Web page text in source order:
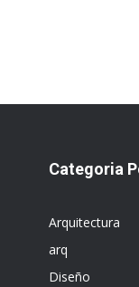
Categoria
Arquitectura
arq
Diseño